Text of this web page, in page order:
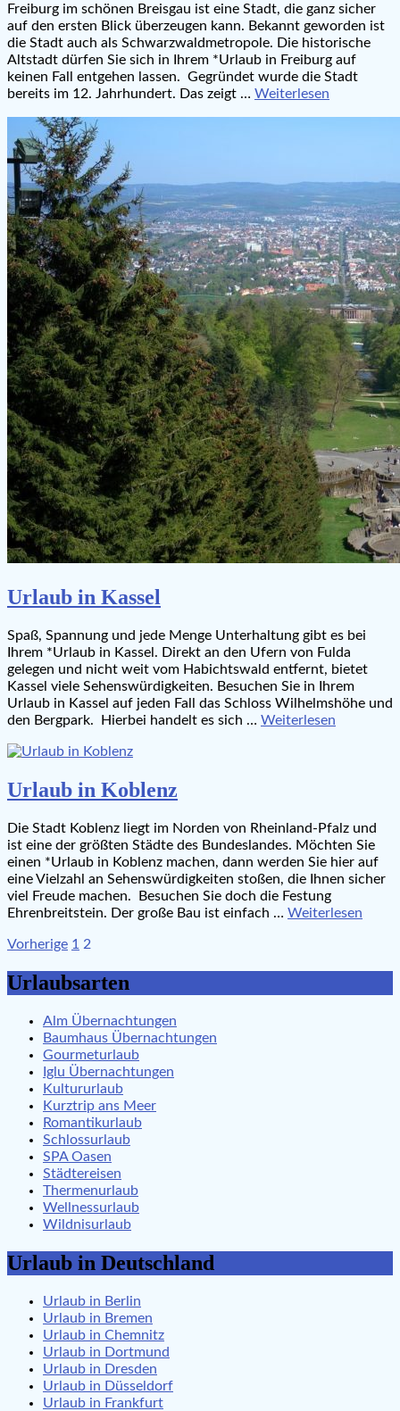
Freiburg im schönen Breisgau ist eine Stadt, die ganz sicher
auf den ersten Blick überzeugen kann. Bekannt geworden ist
die Stadt auch als Schwarzwaldmetropole. Die historische
Altstadt dürfen Sie sich in Ihrem *Urlaub in Freiburg auf
keinen Fall entgehen lassen. Gegründet wurde die Stadt
bereits im 12. Jahrhundert. Das zeigt … Weiterlesen
Urlaub in Kassel
Spaß, Spannung und jede Menge Unterhaltung gibt es bei
Ihrem *Urlaub in Kassel. Direkt an den Ufern von Fulda
gelegen und nicht weit vom Habichtswald entfernt, bietet
Kassel viele Sehenswürdigkeiten. Besuchen Sie in Ihrem
Urlaub in Kassel auf jeden Fall das Schloss Wilhelmshöhe und
den Bergpark. Hierbei handelt es sich … Weiterlesen
Urlaub in Koblenz
Die Stadt Koblenz liegt im Norden von Rheinland-Pfalz und
ist eine der größten Städte des Bundeslandes. Möchten Sie
einen *Urlaub in Koblenz machen, dann werden Sie hier auf
eine Vielzahl an Sehenswürdigkeiten stoßen, die Ihnen sicher
viel Freude machen. Besuchen Sie doch die Festung
Ehrenbreitstein. Der große Bau ist einfach … Weiterlesen
Seitennummerierung
der
Beiträge
Vorherige 1 2
Urlaubsarten
Alm Übernachtungen
Baumhaus Übernachtungen
Gourmeturlaub
Iglu Übernachtungen
Kultururlaub
Kurztrip ans Meer
Romantikurlaub
Schlossurlaub
SPA Oasen
Städtereisen
Thermenurlaub
Wellnessurlaub
Wildnisurlaub
Urlaub in Deutschland
Urlaub in Berlin
Urlaub in Bremen
Urlaub in Chemnitz
Urlaub in Dortmund
Urlaub in Dresden
Urlaub in Düsseldorf
Urlaub in Frankfurt